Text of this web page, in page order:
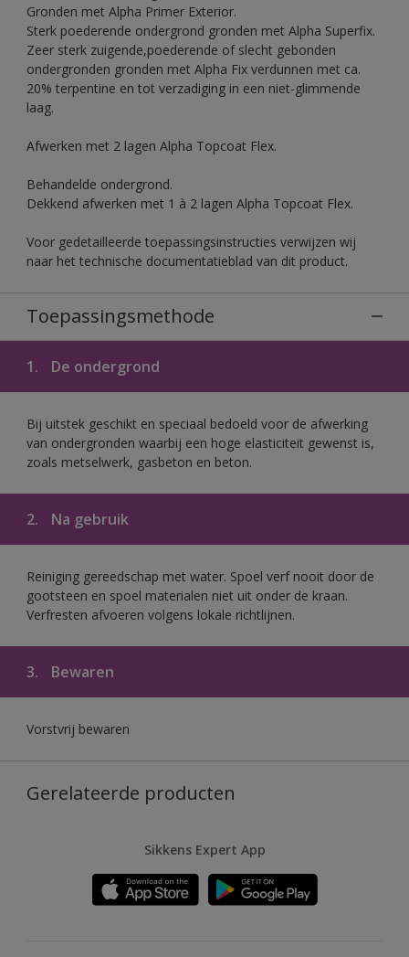
Gronden met Alpha Primer Exterior.
Sterk poederende ondergrond gronden met Alpha Superfix.
Zeer sterk zuigende,poederende of slecht gebonden
ondergronden gronden met Alpha Fix verdunnen met ca.
20% terpentine en tot verzadiging in een niet-glimmende
laag.
Afwerken met 2 lagen Alpha Topcoat Flex.
Behandelde ondergrond.
Dekkend afwerken met 1 à 2 lagen Alpha Topcoat Flex.
Voor gedetailleerde toepassingsinstructies verwijzen wij
naar het technische documentatieblad van dit product.
Toepassingsmethode
1. De ondergrond
Bij uitstek geschikt en speciaal bedoeld voor de afwerking
van ondergronden waarbij een hoge elasticiteit gewenst is,
zoals metselwerk, gasbeton en beton.
2. Na gebruik
Reiniging gereedschap met water. Spoel verf nooit door de
gootsteen en spoel materialen niet uit onder de kraan.
Verfresten afvoeren volgens lokale richtlijnen.
3. Bewaren
Vorstvrij bewaren
Gerelateerde producten
Sikkens Expert App